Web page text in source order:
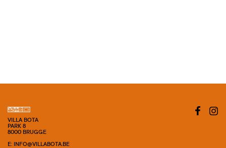
VILLA BOTA
PARK 8
8000 BRUGGE
E: INFO@VILLABOTA.BE